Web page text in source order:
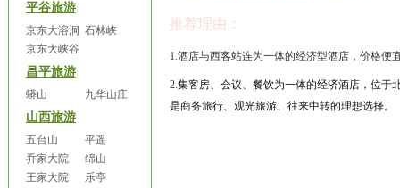
平谷旅游
京东大溶洞 石林峡
京东大峡谷
昌平旅游
蟒山 九华山庄
山西旅游
五台山
平遥
乔家大院
绵山
王家大院
乐亭
推荐理由：
1.酒店与西客站连为一体的经济型酒店，价格便
2.集客房、会议、餐饮为一体的经济酒店，位于
是商务旅行、观光旅游、往来中转的理想选择。